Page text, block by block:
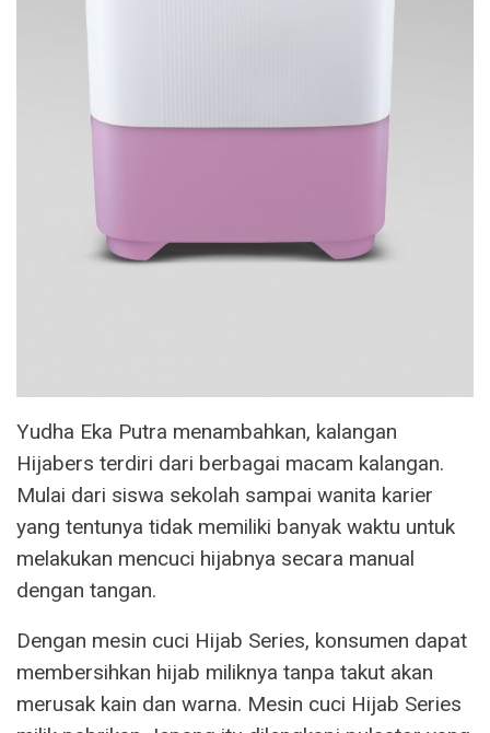
Yudha Eka Putra menambahkan, kalangan
Hijabers terdiri dari berbagai macam kalangan.
Mulai dari siswa sekolah sampai wanita karier
yang tentunya tidak memiliki banyak waktu untuk
melakukan mencuci hijabnya secara manual
dengan tangan.
Dengan mesin cuci Hijab Series, konsumen dapat
membersihkan hijab miliknya tanpa takut akan
merusak kain dan warna. Mesin cuci Hijab Series